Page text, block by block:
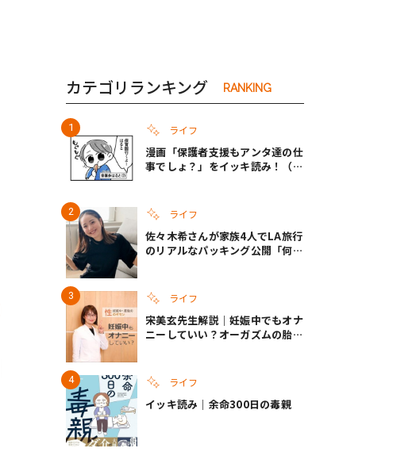
カテゴリランキング RANKING
ライフ
漫画「保護者支援もアンタ達の仕
事でしょ？」をイッキ読み！（右
ライフ
佐々木希さんが家族4人でLA旅行
のリアルなパッキング公開「何が
ライフ
宋美玄先生解説｜妊娠中でもオナ
ニーしていい？オーガズムの胎児
ライフ
イッキ読み｜余命300日の毒親